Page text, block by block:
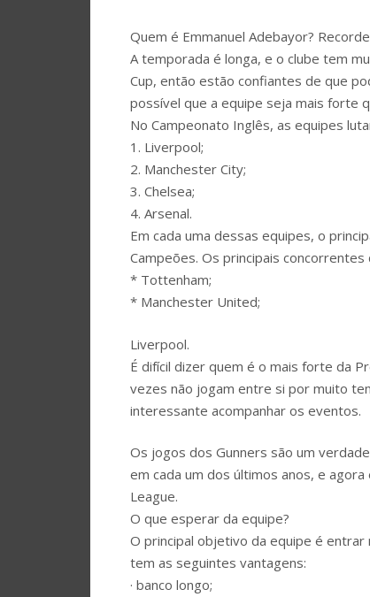
Quem é Emmanuel Adebayor?
A temporada é longa, e o clube tem
Cup, então estão confiantes de que
possível que a equipe seja mais forte
No Campeonato Inglês, as equipes
1. Liverpool;
2. Manchester City;
3. Chelsea;
4. Arsenal.
Em cada uma dessas equipes, o
Campeões. Os principais concorrentes
* Tottenham;
* Manchester United;
Liverpool.
É difícil dizer quem é o mais forte da
vezes não jogam entre si por muito
interessante acompanhar os eventos.
Os jogos dos Gunners são um
em cada um dos últimos anos, e
League.
O que esperar da equipe?
O principal objetivo da equipe é entrar
tem as seguintes vantagens:
· banco longo;